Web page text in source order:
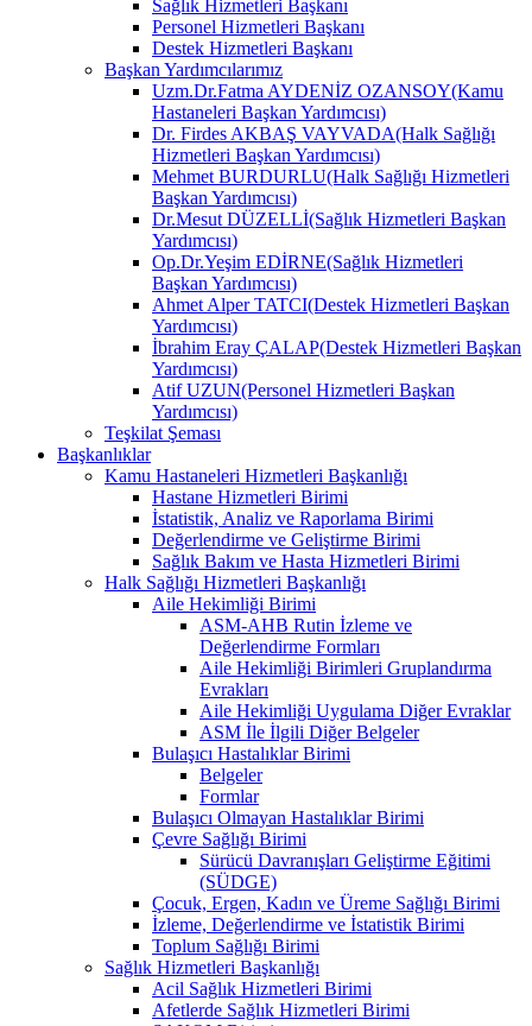
Sağlık Hizmetleri Başkanı
Personel Hizmetleri Başkanı
Destek Hizmetleri Başkanı
Başkan Yardımcılarımız
Uzm.Dr.Fatma AYDENİZ OZANSOY(Kamu
Hastaneleri Başkan Yardımcısı)
Dr. Firdes AKBAŞ VAYVADA(Halk Sağlığı
Hizmetleri Başkan Yardımcısı)
Mehmet BURDURLU(Halk Sağlığı Hizmetleri
Başkan Yardımcısı)
Dr.Mesut DÜZELLİ(Sağlık Hizmetleri Başkan
Yardımcısı)
Op.Dr.Yeşim EDİRNE(Sağlık Hizmetleri
Başkan Yardımcısı)
Ahmet Alper TATCI(Destek Hizmetleri Başkan
Yardımcısı)
İbrahim Eray ÇALAP(Destek Hizmetleri Başkan
Yardımcısı)
Atif UZUN(Personel Hizmetleri Başkan
Yardımcısı)
Teşkilat Şeması
Başkanlıklar
Kamu Hastaneleri Hizmetleri Başkanlığı
Hastane Hizmetleri Birimi
İstatistik, Analiz ve Raporlama Birimi
Değerlendirme ve Geliştirme Birimi
Sağlık Bakım ve Hasta Hizmetleri Birimi
Halk Sağlığı Hizmetleri Başkanlığı
Aile Hekimliği Birimi
ASM-AHB Rutin İzleme ve
Değerlendirme Formları
Aile Hekimliği Birimleri Gruplandırma
Evrakları
Aile Hekimliği Uygulama Diğer Evraklar
ASM İle İlgili Diğer Belgeler
Bulaşıcı Hastalıklar Birimi
Belgeler
Formlar
Bulaşıcı Olmayan Hastalıklar Birimi
Çevre Sağlığı Birimi
Sürücü Davranışları Geliştirme Eğitimi
(SÜDGE)
Çocuk, Ergen, Kadın ve Üreme Sağlığı Birimi
İzleme, Değerlendirme ve İstatistik Birimi
Toplum Sağlığı Birimi
Sağlık Hizmetleri Başkanlığı
Acil Sağlık Hizmetleri Birimi
Afetlerde Sağlık Hizmetleri Birimi